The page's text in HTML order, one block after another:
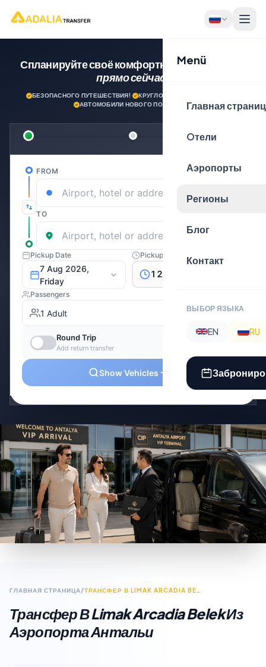
Menü
Главная
Oтели
Аэропорты
Регионы
Блог
Контакт
ВЫБОР ЯЗЫКА
EN RU
Спланируйте своё комфортное путешествие
прямо сейчас!
БЕЗОПАСНОГО ПУТЕШЕСТВИЯ!· КРУГЛОСУТОЧНАЯ ПОДДЕРЖКА
АВТОМОБИЛИ НОВОГО ПОКОЛЕНИЯ
ГЛАВНАЯ СТРАНИЦА/ ТРАНСФЕР В LIMAK ARCADIA BELEK ИЗ АЭРОПОРТА АНТАЛЬИ
Трансфер В Limak Arcadia Belek Из
Аэропорта Антальи